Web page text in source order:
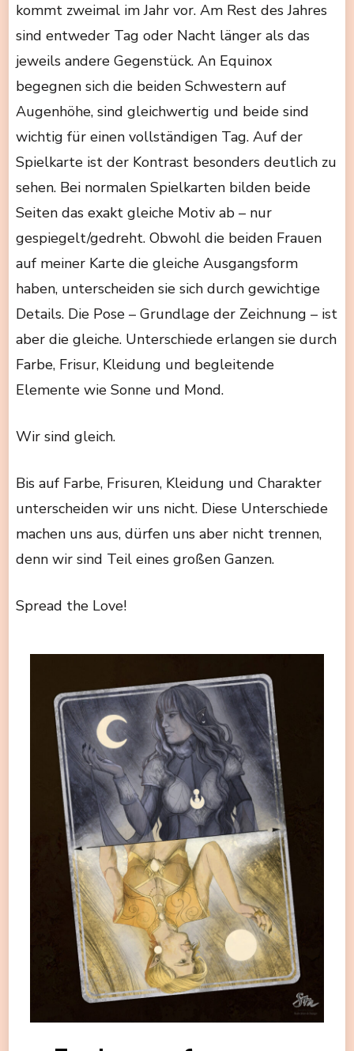
kommt zweimal im Jahr vor. Am Rest des Jahres
sind entweder Tag oder Nacht länger als das
jeweils andere Gegenstück. An Equinox
begegnen sich die beiden Schwestern auf
Augenhöhe, sind gleichwertig und beide sind
wichtig für einen vollständigen Tag. Auf der
Spielkarte ist der Kontrast besonders deutlich zu
sehen. Bei normalen Spielkarten bilden beide
Seiten das exakt gleiche Motiv ab – nur
gespiegelt/gedreht. Obwohl die beiden Frauen
auf meiner Karte die gleiche Ausgangsform
haben, unterscheiden sie sich durch gewichtige
Details. Die Pose – Grundlage der Zeichnung – ist
aber die gleiche. Unterschiede erlangen sie durch
Farbe, Frisur, Kleidung und begleitende
Elemente wie Sonne und Mond.
Wir sind gleich.
Bis auf Farbe, Frisuren, Kleidung und Charakter
unterscheiden wir uns nicht. Diese Unterschiede
machen uns aus, dürfen uns aber nicht trennen,
denn wir sind Teil eines großen Ganzen.
Spread the Love!